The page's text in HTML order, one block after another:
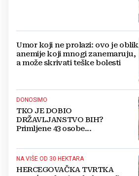
Umor koji ne prolazi: ovo je oblik
anemije koji mnogi zanemaruju,
a može skrivati teške bolesti
DONOSIMO
TKO JE DOBIO
DRŽAVLJANSTVO BIH?
Primljene 43 osobe...
NA VIŠE OD 30 HEKTARA
HERCEGOVAČKA TVRTKA